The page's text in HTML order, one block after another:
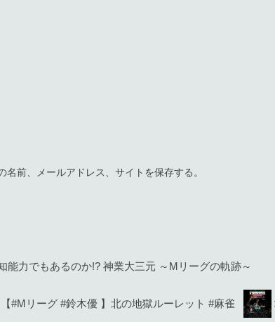
前、メールアドレス、サイトを保存する。
能力でもあるのか!? 神業大三元 ～Mリーグの軌跡～
【#Mリーグ #鈴木優 】北の地獄ルーレット #麻雀